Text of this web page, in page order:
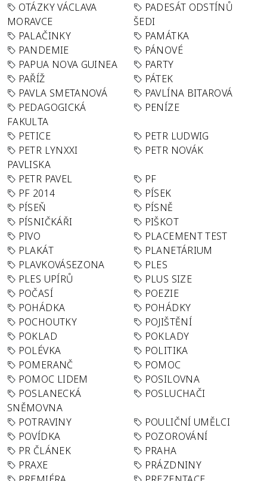
OTÁZKY VÁCLAVA
MORAVCE
PADESÁT ODSTÍNŮ
ŠEDI
PALAČINKY
PAMÁTKA
PANDEMIE
PÁNOVÉ
PAPUA NOVA GUINEA
PARTY
PAŘÍŽ
PÁTEK
PAVLA SMETANOVÁ
PAVLÍNA BITAROVÁ
PEDAGOGICKÁ
FAKULTA
PENÍZE
PETICE
PETR LUDWIG
PETR LYNXXI
PAVLISKA
PETR NOVÁK
PETR PAVEL
PF
PF 2014
PÍSEK
PÍSEŇ
PÍSNĚ
PÍSNIČKÁŘI
PIŠKOT
PIVO
PLACEMENT TEST
PLAKÁT
PLANETÁRIUM
PLAVKOVÁSEZONA
PLES
PLES UPÍRŮ
PLUS SIZE
POČASÍ
POEZIE
POHÁDKA
POHÁDKY
POCHOUTKY
POJIŠTĚNÍ
POKLAD
POKLADY
POLÉVKA
POLITIKA
POMERANČ
POMOC
POMOC LIDEM
POSILOVNA
POSLANECKÁ
SNĚMOVNA
POSLUCHAČI
POTRAVINY
POULIČNÍ UMĚLCI
POVÍDKA
POZOROVÁNÍ
PR ČLÁNEK
PRAHA
PRAXE
PRÁZDNINY